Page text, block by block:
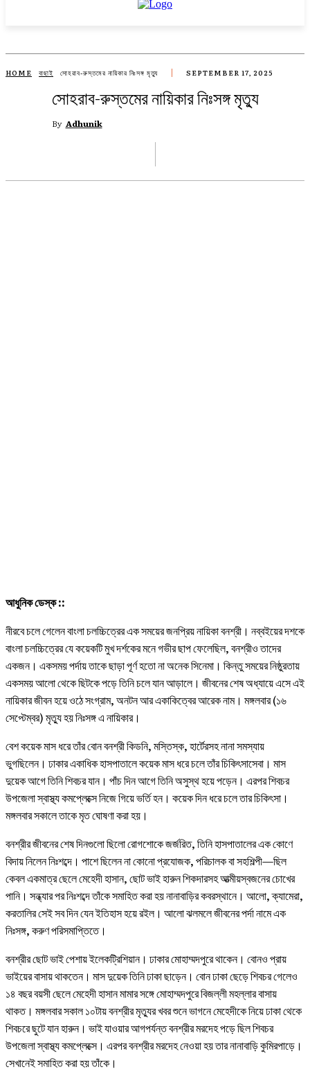
HOME বাছাই সোহরাব-রুস্তমের নায়িকার নিঃসঙ্গ মৃত্যু SEPTEMBER 17, 2025
সোহরাব-রুস্তমের নায়িকার নিঃসঙ্গ মৃত্যু
By Adhunik
আধুনিক ডেস্ক ::
নীরবে চলে গেলেন বাংলা চলচ্চিত্রের এক সময়ের জনপ্রিয় নায়িকা বনশ্রী। নব্বইয়ের দশকে
বাংলা চলচ্চিত্রের যে কয়েকটি মুখ দর্শকের মনে গভীর ছাপ ফেলেছিল, বনশ্রীও তাদের
একজন। একসময় পর্দায় তাকে ছাড়া পূর্ণ হতো না অনেক সিনেমা। কিন্তু সময়ের নিষ্ঠুরতায়
একসময় আলো থেকে ছিটকে পড়ে তিনি চলে যান আড়ালে। জীবনের শেষ অধ্যায়ে এসে এই
নায়িকার জীবন হয়ে ওঠে সংগ্রাম, অনটন আর একাকিত্বের আরেক নাম। মঙ্গলবার (১৬
সেপ্টেম্বর) মৃত্যু হয় নিঃসঙ্গ এ নায়িকার।
বেশ কয়েক মাস ধরে তাঁর বোন বনশ্রী কিডনি, মস্তিস্ক, হার্টেরসহ নানা সমস্যায়
ভুগছিলেন। ঢাকার একাধিক হাসপাতালে কয়েক মাস ধরে চলে তাঁর চিকিৎসাসেবা। মাস
দুয়েক আগে তিনি শিবচর যান। পাঁচ দিন আগে তিনি অসুস্থ হয়ে পড়েন। এরপর শিবচর
উপজেলা স্বাস্থ্য কমপ্লেক্সে নিজে গিয়ে ভর্তি হন। কয়েক দিন ধরে চলে তার চিকিৎসা।
মঙ্গলবার সকালে তাকে মৃত ঘোষণা করা হয়।
বনশ্রীর জীবনের শেষ দিনগুলো ছিলো রোগশোকে জর্জরিত, তিনি হাসপাতালের এক কোণে
বিদায় নিলেন নিঃশব্দে। পাশে ছিলেন না কোনো প্রযোজক, পরিচালক বা সহশিল্পী—ছিল
কেবল একমাত্র ছেলে মেহেদী হাসান, ছোট ভাই হারুন শিকদারসহ আত্মীয়স্বজনের চোখের
পানি। সন্ধ্যার পর নিঃশব্দে তাঁকে সমাহিত করা হয় নানাবাড়ির কবরস্থানে। আলো, ক্যামেরা,
করতালির সেই সব দিন যেন ইতিহাস হয়ে রইল। আলো ঝলমলে জীবনের পর্দা নামে এক
নিঃসঙ্গ, করুণ পরিসমাপ্তিতে।
বনশ্রীর ছোট ভাই পেশায় ইলেকট্রিশিয়ান। ঢাকার মোহাম্মদপুরে থাকেন। বোনও প্রায়
ভাইয়ের বাসায় থাকতেন। মাস দুয়েক তিনি ঢাকা ছাড়েন। বোন ঢাকা ছেড়ে শিবচর গেলেও
১৪ বছর বয়সী ছেলে মেহেদী হাসান মামার সঙ্গে মোহাম্মদপুরে বিজল্লী মহল্লার বাসায়
থাকত। মঙ্গলবার সকাল ১০টায় বনশ্রীর মৃত্যুর খবর শুনে ভাগনে মেহেদীকে নিয়ে ঢাকা থেকে
শিবচরে ছুটে যান হারুন। ভাই যাওয়ার আগপর্যন্ত বনশ্রীর মরদেহ পড়ে ছিল শিবচর
উপজেলা স্বাস্থ্য কমপ্লেক্সে। এরপর বনশ্রীর মরদেহ নেওয়া হয় তার নানাবাড়ি কুমিরপাড়ে।
সেখানেই সমাহিত করা হয় তাঁকে।